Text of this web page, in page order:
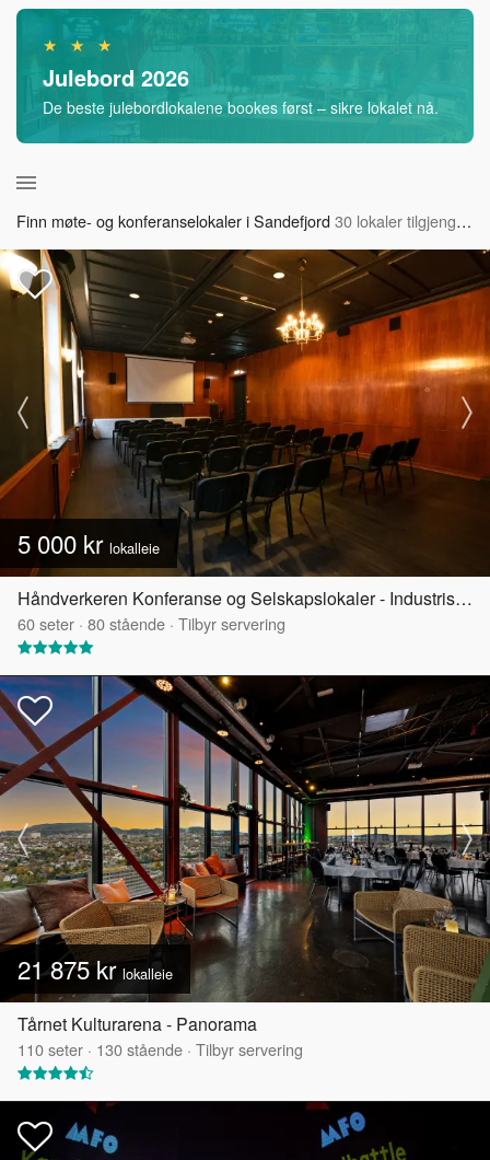
★ ★ ★
Julebord 2026
De beste julebordlokalene bookes først – sikre lokalet nå.
Finn møte- og konferanselokaler i Sandefjord30 lokaler tilgjengelig
5 000 kr lokalleie
Håndverkeren Konferanse og Selskapslokaler - Industrisalen
60seter · 80stående · Tilbyr servering
21 875 krlokalleie
Tårnet Kulturarena - Panorama
110seter · 130stående · Tilbyr servering